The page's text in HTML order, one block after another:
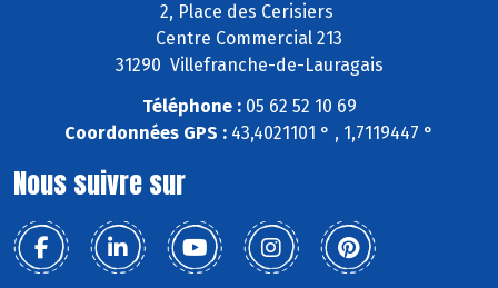
2, Place des Cerisiers
Centre Commercial 213
31290 Villefranche-de-Lauragais
Téléphone :05 62 52 10 69
Coordonnées GPS : 43,4021101 ° , 1,7119447 °
Nous suivre sur